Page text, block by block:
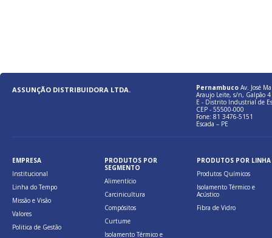
ASSUNÇÃO DISTRIBUIDORA LTDA. Pernambuco Av. José
Araujo Leite, s/n, Galpão 4
E - Distrito Industrial de
CEP - 55500-000
Fone: 81 3476-5151
Escada – PE
EMPRESA
Institucional
Linha do Tempo
Missão e Visão
Valores
Politica de Gestão
PRODUTOS POR
SEGMENTO
Alimentício
Carcinicultura
Compósitos
Curtume
Isolamento Térmico e
PRODUTOS POR LINHA
Produtos Químicos
Isolamento Térmico e
Acústico
Fibra de Vidro